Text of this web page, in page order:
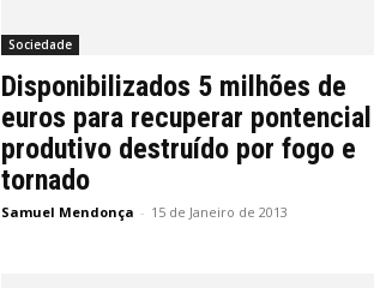
Sociedade
Disponibilizados 5 milhões de
euros para recuperar pontencial
produtivo destruído por fogo e
tornado
Samuel Mendonça - 15 de Janeiro de 2013